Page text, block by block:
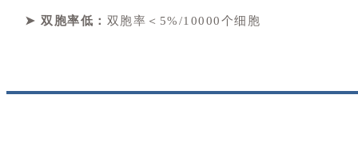
➤ 双胞率低： 双胞率＜5%/10000个细胞